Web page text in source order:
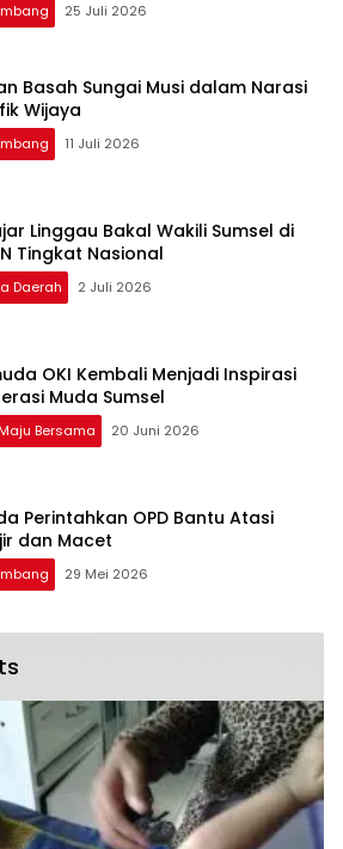
25 Juli 2026
Basah Sungai Musi dalam Narasi
Wijaya
11 Juli 2026
Linggau Bakal Wakili Sumsel di
Tingkat Nasional
Daerah 2 Juli 2026
OKI Kembali Menjadi Inspirasi
Muda Sumsel
Bersama 20 Juni 2026
Perintahkan OPD Bantu Atasi
dan Macet
29 Mei 2026